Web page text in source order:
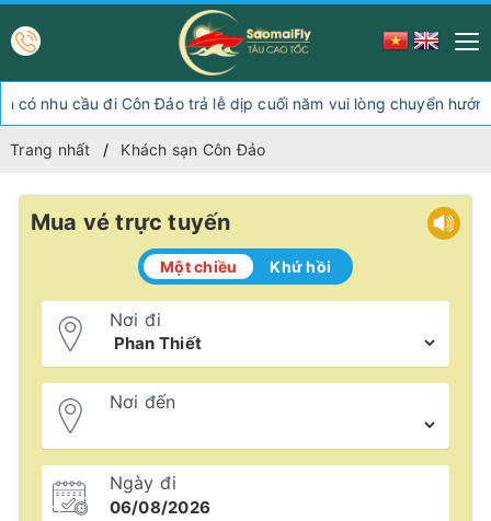
cầu đi Côn Đảo trả lễ dịp cuối năm vui lòng chuyển hướng
Trang nhất Khách sạn Côn Đảo
Mua vé trực tuyến
Một chiều Khứ hồi
Nơi đi
Nơi đến
Ngày đi